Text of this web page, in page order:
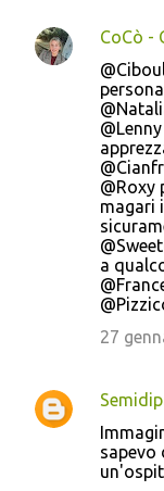
CoCò -
@Roxy
magari
a
27
sapevo